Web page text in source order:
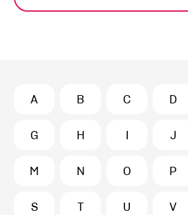
A B C D
G H I J
M N O P
S T U V